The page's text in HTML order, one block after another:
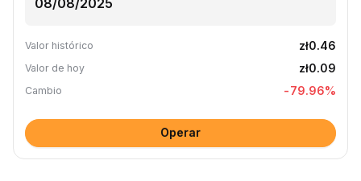
Valor histórico zł0.46
Valor de hoy zł0.09
Cambio -79.96%
Operar